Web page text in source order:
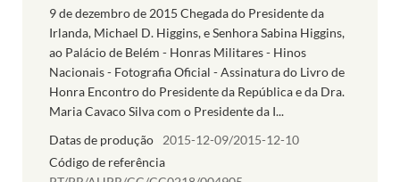
9 de dezembro de 2015 Chegada do Presidente da
Irlanda, Michael D. Higgins, e Senhora Sabina Higgins,
ao Palácio de Belém - Honras Militares - Hinos
Nacionais - Fotografia Oficial - Assinatura do Livro de
Honra Encontro do Presidente da República e da Dra.
Maria Cavaco Silva com o Presidente da I...
Datas de produção
2015-12-09/2015-12-10
Código de referência